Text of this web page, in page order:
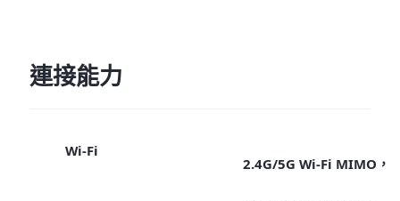
連接能力
Wi-Fi
2.4G/5G Wi-Fi MIMO，